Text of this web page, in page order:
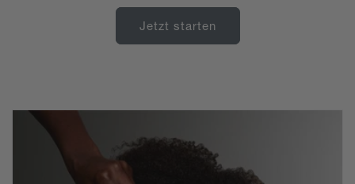
Jetzt starten